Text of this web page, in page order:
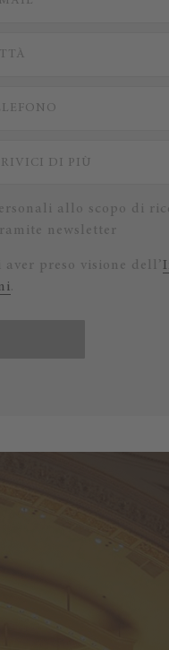
allo scopo di
newsletter
preso visione dell’
.